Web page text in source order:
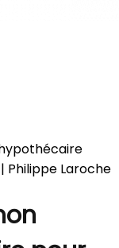
Philippe Laroche